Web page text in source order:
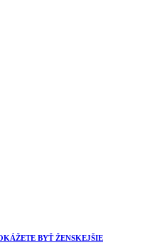
BYŤ ŽENSKEJŠIE